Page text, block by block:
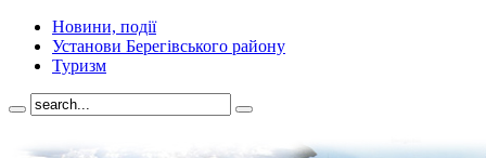
Новини, події
Установи Берегівського району
Туризм